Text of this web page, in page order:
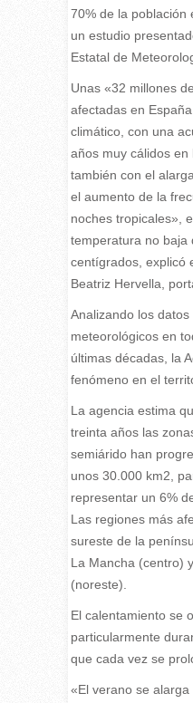
70% de la población
un estudio
Estatal de
Unas «32 millones
afectadas en
climático, con una
años muy cálidos en
también con el
el aumento de la
noches tropicales»,
temperatura no baja
centígrados, explicó
Beatriz Hervella,
Analizando los
meteorológicos en
últimas décadas, la
fenómeno en el
La agencia estima
treinta años las
semiárido han
unos 30.000 km2,
representar un 6%
Las regiones más
sureste de la
La Mancha (centro)
(noreste).
El calentamiento se
particularmente
que cada vez se
«El verano se